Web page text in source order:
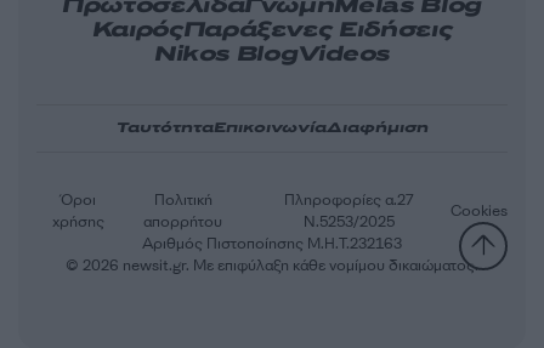
ΠρωτοσέλιδαΓνώμηMelas Blog
ΚαιρόςΠαράξενες Ειδήσεις
Nikos BlogVideos
ΤαυτότηταΕπικοινωνίαΔιαφήμιση
Αριθμός Πιστοποίησης Μ.Η.Τ.232163
Όροι
χρήσης
Πολιτική
απορρήτου
Πληροφορίες α.27
Ν.5253/2025
Cookies
© 2026 newsit.gr. Με επιφύλαξη κάθε νομίμου δικαιώματος.